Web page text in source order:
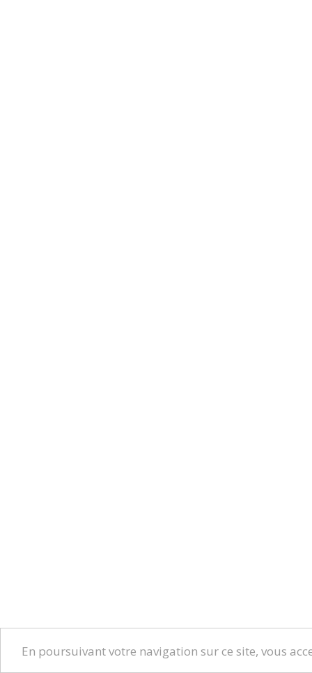
En poursuivant votre navigation sur ce site, vous